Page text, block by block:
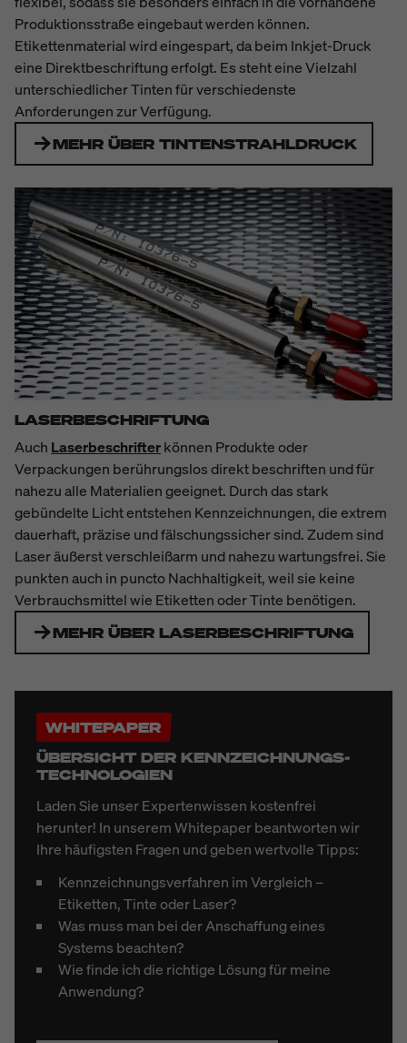
Produktionsstraße eingebaut werden können.
Etikettenmaterial wird eingespart, da beim Inkjet-Druck
eine Direktbeschriftung erfolgt. Es steht eine Vielzahl
unterschiedlicher Tinten für verschiedenste
Anforderungen zur Verfügung.
MEHR ÜBER TINTENSTRAHLDRUCK
LASERBESCHRIFTUNG
Auch Laserbeschrifterkönnen Produkte oder
Verpackungen berührungslos direkt beschriften und für
nahezu alle Materialien geeignet. Durch das stark
gebündelte Licht entstehen Kennzeichnungen, die extrem
dauerhaft, präzise und fälschungssicher sind. Zudem sind
Laser äußerst verschleißarm und nahezu wartungsfrei. Sie
punkten auch in puncto Nachhaltigkeit, weil sie keine
Verbrauchsmittel wie Etiketten oder Tinte benötigen.
MEHR ÜBER LASERBESCHRIFTUNG
WHITEPAPER
ÜBERSICHT DER KENNZEICHNUNGS-
TECHNOLOGIEN
Laden Sie unser Expertenwissen kostenfrei
herunter! In unserem Whitepaper beantworten wir
Ihre häufigsten Fragen und geben wertvolle Tipps:
Kennzeichnungsverfahren im Vergleich –
Etiketten, Tinte oder Laser?
Was muss man bei der Anschaffung eines
Systems beachten?
Wie finde ich die richtige Lösung für meine
Anwendung?